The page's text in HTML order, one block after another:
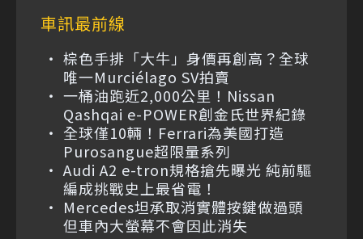
車訊最前線
棕色手排「大牛」身價再創高？全球
唯一Murciélago SV拍賣
一桶油跑近2,000公里！Nissan
Qashqai e-POWER創金氏世界紀錄
全球僅10輛！Ferrari為美國打造
Purosangue超限量系列
Audi A2 e-tron規格搶先曝光 純前驅
編成挑戰史上最省電！
Mercedes坦承取消實體按鍵做過頭
但車內大螢幕不會因此消失